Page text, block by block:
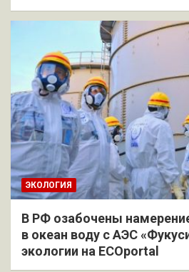
ЭКОЛОГИЯ
В РФ озабочены
в океан воду с АЭС
экологии на ECOportal